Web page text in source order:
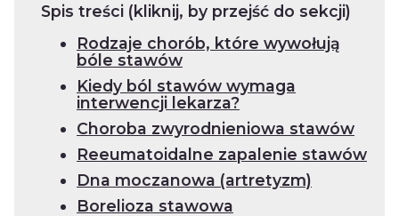
Spis treści (kliknij, by przejść do sekcji)
Rodzaje chorób, które wywołują
bóle stawów
Kiedy ból stawów wymaga
interwencji lekarza?
Choroba zwyrodnieniowa stawów
Reeumatoidalne zapalenie stawów
Dna moczanowa (artretyzm)
Borelioza stawowa